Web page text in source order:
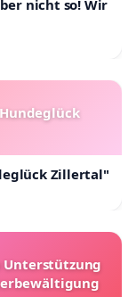
nicht so! Wir
Zillertal"